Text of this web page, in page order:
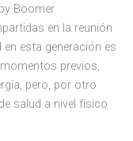
Boomer
en la reunión
esta generación es
previos,
pero, por otro
salud a nivel físico